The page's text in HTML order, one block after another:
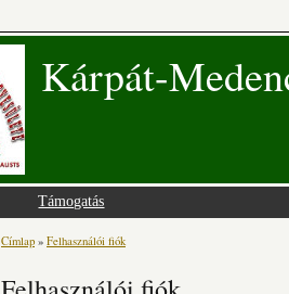
Kárpát-
Támogatás
Jelenlegi hely
Címlap » Felhasználói fiók